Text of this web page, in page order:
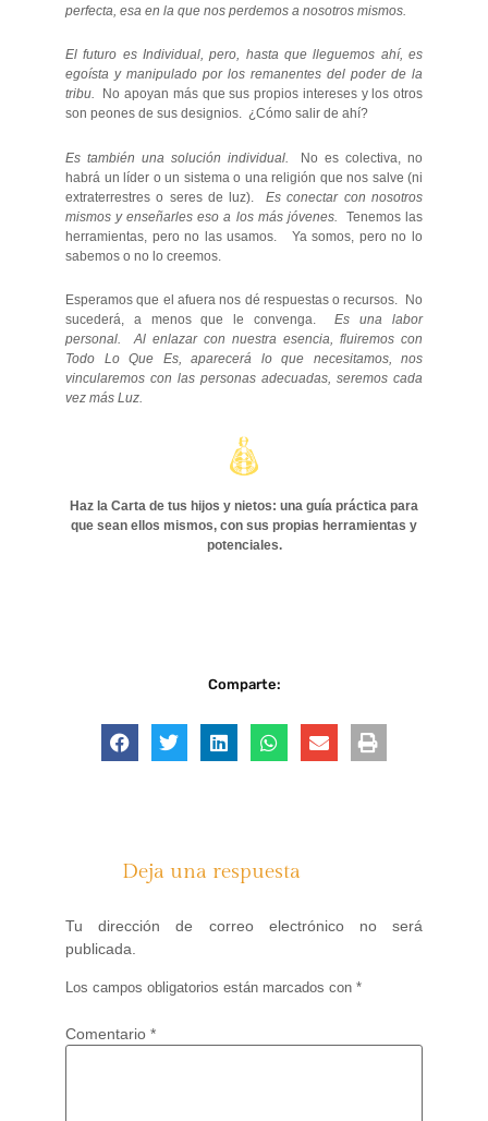
perfecta, esa en la que nos perdemos a nosotros mismos.
El futuro es Individual, pero, hasta que lleguemos ahí, es
egoísta y manipulado por los remanentes del poder de la
tribu. No apoyan más que sus propios intereses y los otros
son peones de sus designios. ¿Cómo salir de ahí?
Es también una solución individual.
No es colectiva, no
habrá un líder o un sistema o una religión que nos salve (ni
extraterrestres o seres de luz). Es conectar con nosotros
mismos y enseñarles eso a los más jóvenes.
Tenemos las
herramientas, pero no las usamos. Ya somos, pero no lo
sabemos o no lo creemos.
Esperamos que el afuera nos dé respuestas o recursos. No
sucederá, a menos que le convenga.Es una labor
personal. Al enlazar con nuestra esencia, fluiremos con
Todo Lo Que Es, aparecerá lo que necesitamos, nos
vincularemos con las personas adecuadas, seremos cada
vez más Luz.
Haz la Carta de tus hijos y nietos: una guía práctica para
que sean ellos mismos, con sus propias herramientas y
potenciales.
Comparte:
Deja una respuesta
Tu dirección de correo electrónico no será
publicada.
Los campos obligatorios están marcados con *
Comentario *